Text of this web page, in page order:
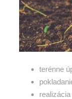
terénne